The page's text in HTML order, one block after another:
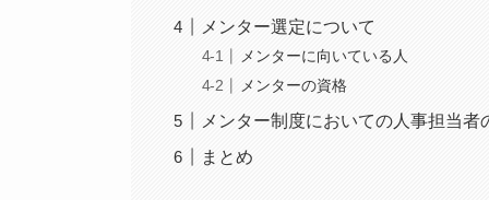
メンター選定について
メンターに向いている人
メンターの資格
メンター制度においての人事担当者
まとめ